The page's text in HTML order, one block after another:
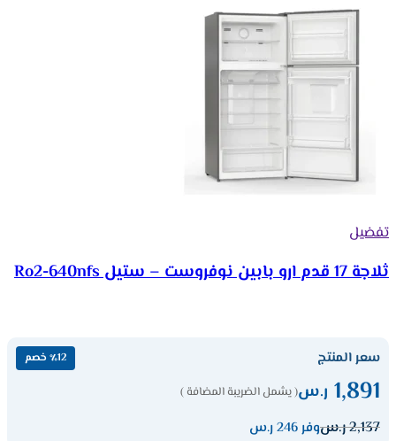
تفضيل
ثلاجة 17 قدم ارو بابين نوفروست – ستيل Ro2-640nfs
سعر المنتج ٪12 خصم
1,891 ر.س( يشمل الضريبة المضافة )
2,137ر.سوفر 246 ر.س